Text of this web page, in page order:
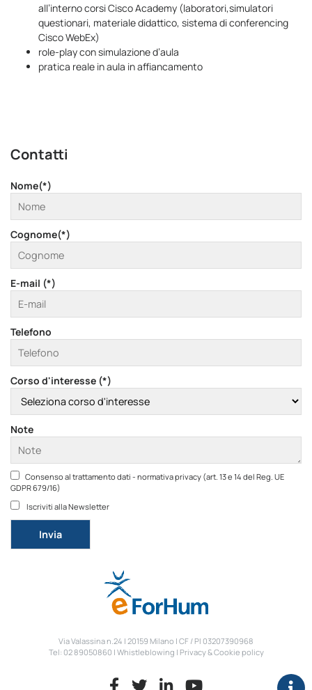
all’interno corsi Cisco Academy (laboratori,simulatori
questionari, materiale didattico, sistema di conferencing
Cisco WebEx)
role-play con simulazione d’aula
pratica reale in aula in affiancamento
Contatti
Nome(*)
Cognome(*)
E-mail (*)
Telefono
Corso d'interesse (*)
Note
Consenso al trattamento dati - normativa privacy (art. 13 e 14 del Reg. UE
GDPR 679/16)
Iscriviti alla Newsletter
Via Valassina n.24 | 20159 Milano | CF / PI 03207390968
Tel: 02 89050860 | Whistleblowing | Privacy & Cookie policy